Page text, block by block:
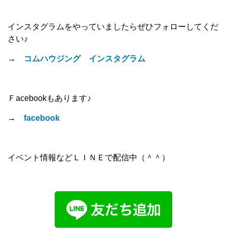
インスタグラムをやっていましたらぜひフォローしてくだ
さい♪
→ コムハウジング インスタグラム
Ｆacebookもあります♪
→ facebook
イベント情報などＬＩＮＥで配信中（＾＾）